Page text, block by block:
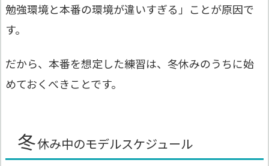
勉強環境と本番の環境が違いすぎる」ことが原因で
す。
だから、本番を想定した練習は、冬休みのうちに始
めておくべきことです。
冬休み中のモデルスケジュール